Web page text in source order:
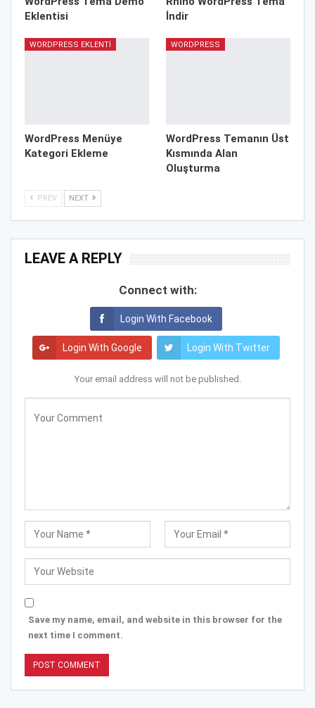
Eklentisi
İndir
WORDPRESS EKLENTI
WordPress Menüye
Kategori Ekleme
WORDPRESS
WordPress Temanın Üst
Kısmında Alan
Oluşturma
PREV NEXT
LEAVE A REPLY
Connect with:
Login With Facebook
Login With Google Login With Twitter
Your email address will not be published.
Save my name, email, and website in this browser for the
next time I comment.